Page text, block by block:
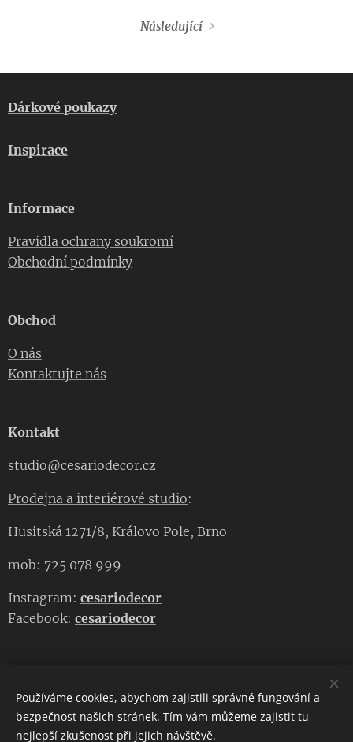
Následující
Dárkové poukazy
Inspirace
Informace
Pravidla ochrany soukromí
Obchodní podmínky
Obchod
O nás
Kontaktujte nás
Kontakt
studio@cesariodecor.cz
Prodejna a interiérové studio:
Husitská 1271/8, Královo Pole, Brno
mob: 725 078 999
Instagram: cesariodecor
Facebook: cesariodecor
CESARIO DECOR
Copyright 2023CESARIO DECOR. Všechna práva vyhrazena.
Používáme cookies, abychom zajistili správné fungování a
bezpečnost našich stránek. Tím vám můžeme zajistit tu
nejlepší zkušenost při jejich návštěvě.